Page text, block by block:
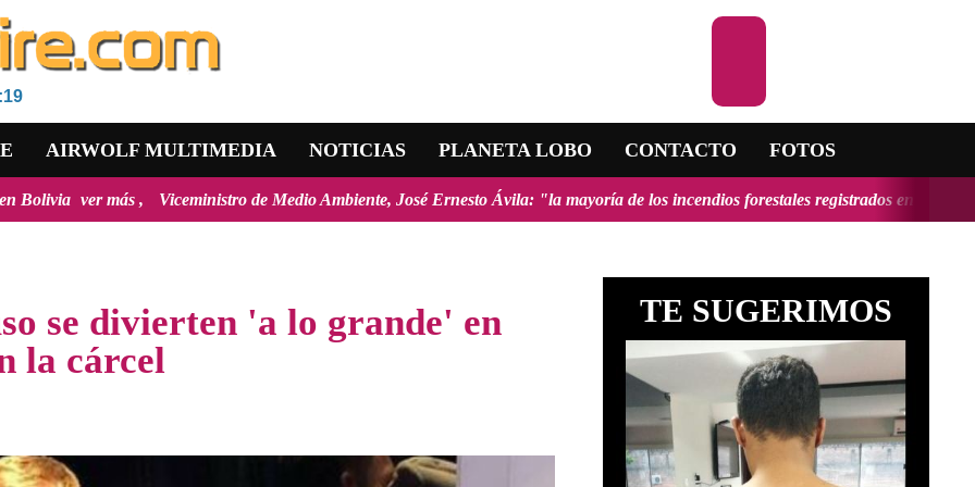
AIRWOLF MULTIMEDIA NOTICIAS PLANETA LOBO CONTACTO FOTOS
de Medio Ambiente, José Ernesto Ávila: "la mayoría de los incendios forestales registrados en el país fueron provocados y
se divierten 'a lo grande' en
la cárcel
TE SUGERIMOS